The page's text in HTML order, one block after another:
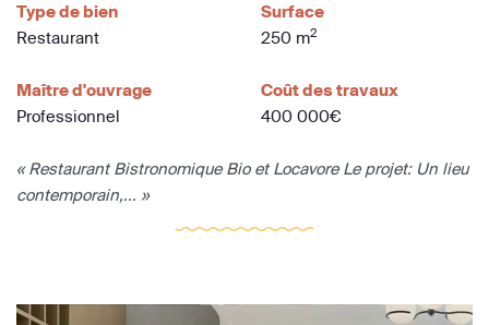
Type de bien
Restaurant
Surface
250 m2
Maître d'ouvrage
Professionnel
Coût des travaux
400 000€
« Restaurant Bistronomique Bio et Locavore Le projet: Un lieu
contemporain,... »